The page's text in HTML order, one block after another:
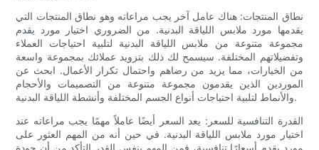
نطاق المنتجات: هناك عامل آخر يجب مراعاته وهو نطاق المنتجات التي
يقدمها مورد ملابس اللياقة البدنية. من الضروري اختيار مورد يقدم
مجموعة متنوعة من ملابس اللياقة البدنية لتلبية احتياجات العملاء
وتفضيلاتهم المختلفة. سيسمح لك ذلك بتزويد عملائك بمجموعة واسعة
من الخيارات، مما يزيد من رضاهم واحتمال تكرار الأعمال. ابحث عن
الموردين الذين يقدمون مجموعة متنوعة من التصميمات والأحجام
والأنماط لتلبية احتياجات أنواع الجسم المختلفة وأنشطة اللياقة البدنية.
القدرة التنافسية للسعر: يعد السعر أيضًا عاملاً مهمًا يجب مراعاته عند
اختيار مورد ملابس اللياقة البدنية. في حين أنه من المهم العثور على